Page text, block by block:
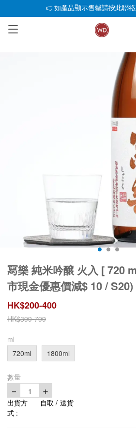
👉如產品顯示售罄請按此聯
已加入購物車
冩樂 純米吟醸 火入 [ 720
市現金優惠價減$ 10 / S20)
HK$200-400
HK$399-799
ml
720ml
1800ml
數量
－ 1 ＋
出貨方
式 :
自取 / 送貨